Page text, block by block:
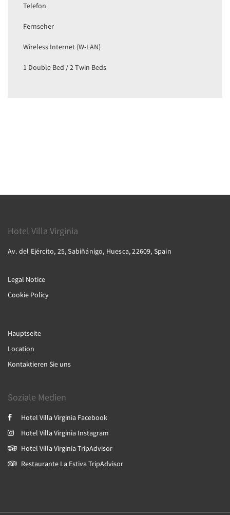
Telefon
Fernseher
Wireless Internet (W-LAN)
1 Double Bed / 2 Twin Beds
Hotel Villa Virginia
Av. del Ejército, 25, Sabiñánigo, Huesca, 22609, Spain
Legal Notice
Cookie Policy
Hauptseite
Location
Kontaktieren Sie uns
Soziale Medien
Hotel Villa Virginia Facebook
Hotel Villa Virginia Instagram
Hotel Villa Virginia TripAdvisor
Restaurante La Estiva TripAdvisor